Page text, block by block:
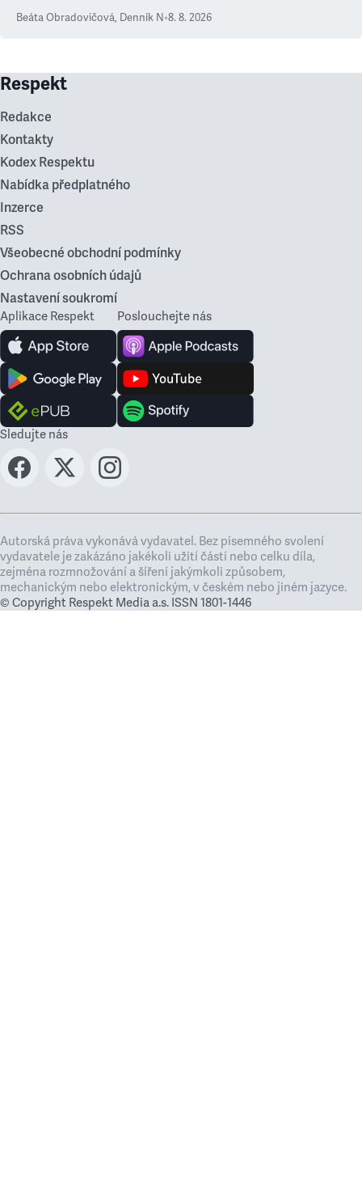
Beáta Obradovičová, Denník N•8. 8. 2026
Respekt
Redakce
Kontakty
Kodex Respektu
Nabídka předplatného
Inzerce
RSS
Všeobecné obchodní podmínky
Ochrana osobních údajů
Nastavení soukromí
Aplikace Respekt Poslouchejte nás
Sledujte nás
Autorská práva vykonává vydavatel. Bez písemného svolení
vydavatele je zakázáno jakékoli užití částí nebo celku díla,
zejména rozmnožování a šíření jakýmkoli způsobem,
mechanickým nebo elektronickým, v českém nebo jiném jazyce.
© Copyright Respekt Media a.s. ISSN 1801-1446